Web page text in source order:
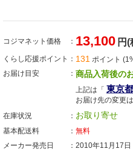
コジマネット価格 13,100 円(
くらし応援ポイント 131 ポイント
お届け目安
商品入荷後の
上記は「 東京
お届け先の変更は
在庫状況
お取り寄せ
基本配送料
無料
メーカー発売日
2010年11月17日